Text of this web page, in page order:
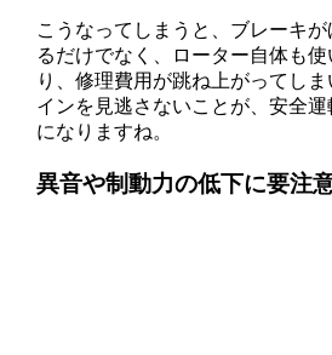
こうなってしまうと、ブレーキ
るだけでなく、ローター自体も
り、修理費用が跳ね上がってし
インを見逃さないことが、安全
になりますね。
異音や制動力の低下に要注